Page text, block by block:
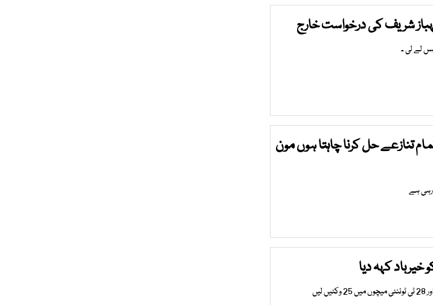
شریف کی درخواست خارج
لے لی ۔
تنازعے حل کرنا چاہتا ہوں مون
ہے
کہہ دیا